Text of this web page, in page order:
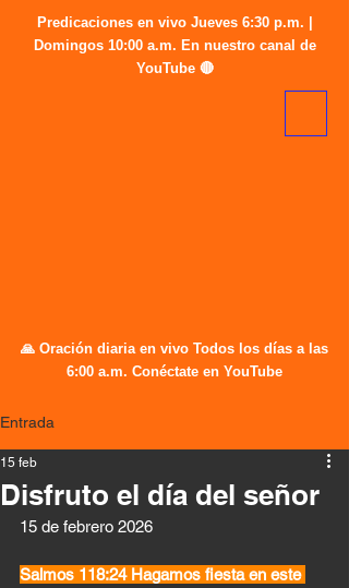
🙏 Oración diaria en vivo Todos los días a las
6:00 a.m. Conéctate en YouTube
Predicaciones en vivo Jueves 6:30 p.m. |
Domingos 10:00 a.m. En nuestro canal de
YouTube 🔴
Entrada
Disfruto el día del señor
15 feb
15 de febrero 2026
Salmos 118:24 Hagamos fiesta en este